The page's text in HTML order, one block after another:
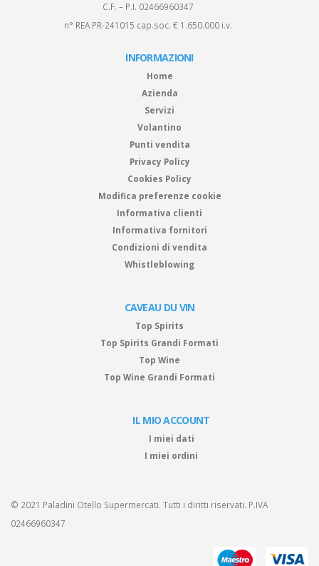
C.F. – P.I. 02466960347
n° REA PR-241015 cap.soc. € 1.650.000 i.v.
INFORMAZIONI
Home
Azienda
Servizi
Volantino
Punti vendita
Privacy Policy
Cookies Policy
Modifica preferenze cookie
Informativa clienti
Informativa fornitori
Condizioni di vendita
Whistleblowing
CAVEAU DU VIN
Top Spirits
Top Spirits Grandi Formati
Top Wine
Top Wine Grandi Formati
IL MIO ACCOUNT
I miei dati
I miei ordini
© 2021 Paladini Otello Supermercati. Tutti i diritti riservati. P.IVA
02466960347